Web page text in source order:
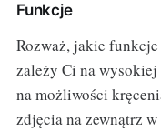
Funkcje
Rozważ, jakie
zależy Ci na
na możliwości
zdjęcia na zewnątrz